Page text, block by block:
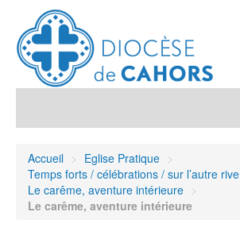
Démarches et sacrements
Accueil > Eglise Pratique >
Temps forts / célébrations / sur l’autre rive
Le carême, aventure intérieure >
Le carême, aventure intérieure